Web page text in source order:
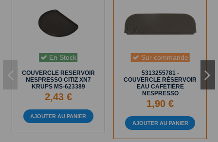
En Stock
COUVERCLE RESERVOIR
NESPRESSO CITIZ XN7
KRUPS MS-623389
2,43 €
AJOUTER AU PANIER
Sur commande
5313255781 -
COUVERCLE RÉSERVOIR
EAU CAFETIÈRE
NESPRESSO
1,90 €
AJOUTER AU PANIER